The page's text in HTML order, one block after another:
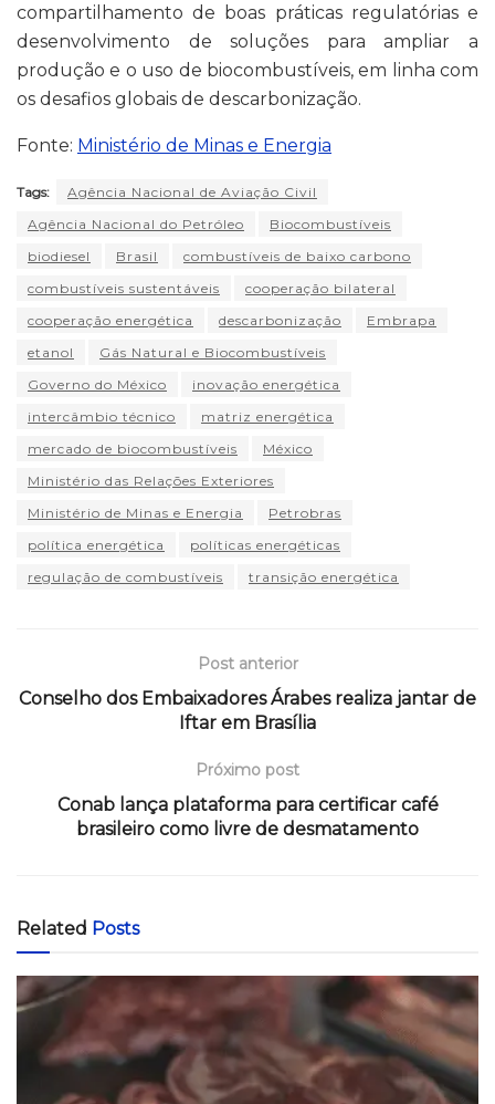
compartilhamento de boas práticas regulatórias e
desenvolvimento de soluções para ampliar a
produção e o uso de biocombustíveis, em linha com
os desafios globais de descarbonização.
Fonte: Ministério de Minas e Energia
Tags:
Agência Nacional de Aviação Civil
Agência Nacional do Petróleo
Biocombustíveis
biodiesel
Brasil
combustíveis de baixo carbono
combustíveis sustentáveis
cooperação bilateral
cooperação energética
descarbonização
Embrapa
etanol
Gás Natural e Biocombustíveis
Governo do México
inovação energética
intercâmbio técnico
matriz energética
mercado de biocombustíveis
México
Ministério das Relações Exteriores
Ministério de Minas e Energia
Petrobras
política energética
políticas energéticas
regulação de combustíveis
transição energética
Post anterior
Conselho dos Embaixadores Árabes realiza jantar de
Iftar em Brasília
Próximo post
Conab lança plataforma para certificar café
brasileiro como livre de desmatamento
Related Posts